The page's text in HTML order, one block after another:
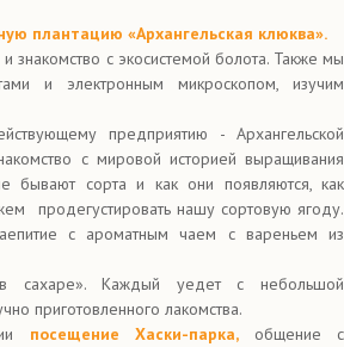
плантацию «Архангельская клюква».
знакомство с экосистемой болота. Также мы
и электронным микроскопом, изучим
предприятию - Архангельской
с мировой историей выращивания
бывают сорта и как они появляются, как
продегустировать нашу сортовую ягоду.
с ароматным чаем с вареньем из
в сахаре». Каждый уедет с небольшой
приготовленного лакомства.
посещение Хаски-парка,общение с